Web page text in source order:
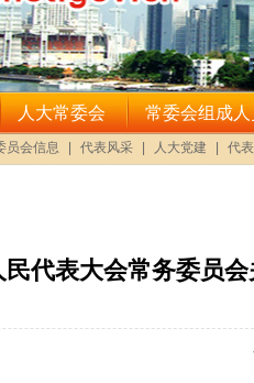
代表大会常务委员